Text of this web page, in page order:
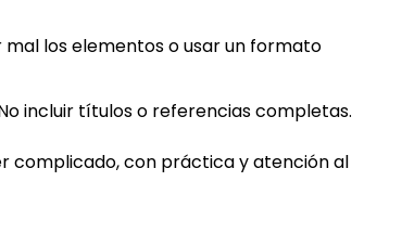
mal los elementos o usar un formato
incluir títulos o referencias completas.
complicado, con práctica y atención al